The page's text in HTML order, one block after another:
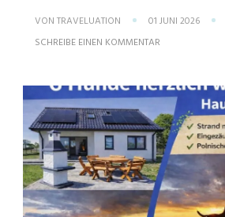
VON TRAVELUATION
01 JUNI 2026
SCHREIBE EINEN KOMMENTAR
MIT
HUND
IM
EINGEZÄUNTEN
FERIENHAUS